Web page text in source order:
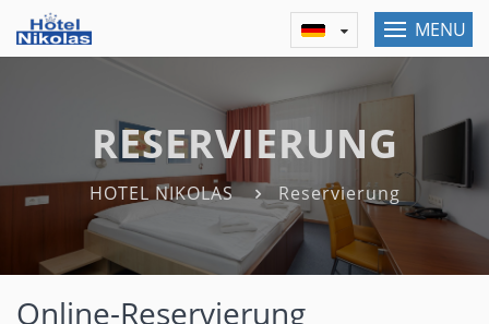
MENU
RESERVIERUNG
HOTEL NIKOLAS Reservierung
Online-Reservierung